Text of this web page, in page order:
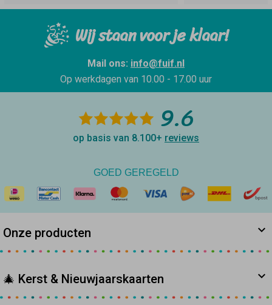
Wij staan voor je klaar!
Mail ons: info@fuif.nl
Op werkdagen van 10.00 - 17.00 uur
9.6
op basis van 8.100+ reviews
GOED GEREGELD
Onze producten
🎄 Kerst & Nieuwjaarskaarten